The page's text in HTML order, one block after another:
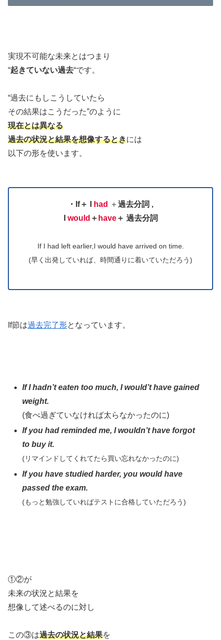
実現不可能な未来とはつまり
“起きていない過去“です。
“過去にもしこうしていたら
その結果はこうだった”のように
現在とは異なる
過去の状況と結果を想像するときには
以下の形を使います。
・If＋ had ＋過去分詞 ,
would ＋ have＋ 過去分詞
If I had left earlier,I would have arrived on time.
(早く出発していれば、時間通りに着いていただろう)
If節は過去完了形となっています。
If I hadn’t eaten too much, I would’t have gained
weight.
(食べ過ぎていなければ太らなかったのに)
If you had reminded me, I wouldn’t have forgot
to buy it.
(リマインドしてくれてたら買い忘れなかったのに)
If you have studied harder, you would have
passed the exam.
(もっと勉強していればテストに合格していただろう)
①②が
未来の状況と結果を
想像して述べるのに対し
この③は過去の状況と結果を